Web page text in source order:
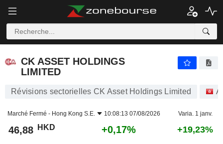
CK ASSET HOLDINGS
LIMITED
Révisions sectorielles CK Asset Holdings Limited
Marché Fermé - Hong Kong S.E. 10:08:13 07/08/2026 Varia. 1 janv.
46,88 HKD +0,17% +19,23%